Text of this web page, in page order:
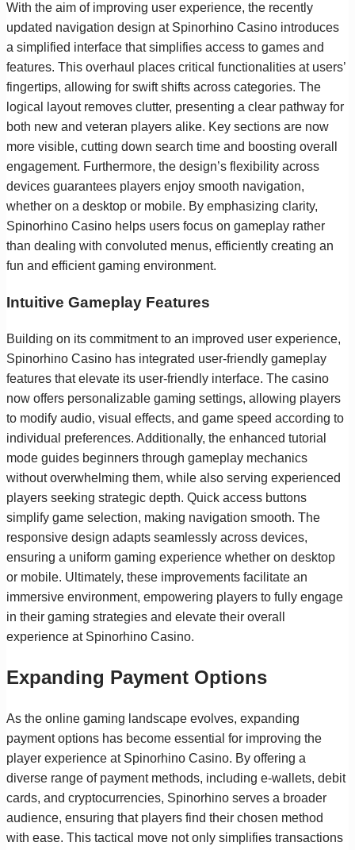
With the aim of improving user experience, the recently
updated navigation design at Spinorhino Casino introduces
a simplified interface that simplifies access to games and
features. This overhaul places critical functionalities at users’
fingertips, allowing for swift shifts across categories. The
logical layout removes clutter, presenting a clear pathway for
both new and veteran players alike. Key sections are now
more visible, cutting down search time and boosting overall
engagement. Furthermore, the design’s flexibility across
devices guarantees players enjoy smooth navigation,
whether on a desktop or mobile. By emphasizing clarity,
Spinorhino Casino helps users focus on gameplay rather
than dealing with convoluted menus, efficiently creating an
fun and efficient gaming environment.
Intuitive Gameplay Features
Building on its commitment to an improved user experience,
Spinorhino Casino has integrated user-friendly gameplay
features that elevate its user-friendly interface. The casino
now offers personalizable gaming settings, allowing players
to modify audio, visual effects, and game speed according to
individual preferences. Additionally, the enhanced tutorial
mode guides beginners through gameplay mechanics
without overwhelming them, while also serving experienced
players seeking strategic depth. Quick access buttons
simplify game selection, making navigation smooth. The
responsive design adapts seamlessly across devices,
ensuring a uniform gaming experience whether on desktop
or mobile. Ultimately, these improvements facilitate an
immersive environment, empowering players to fully engage
in their gaming strategies and elevate their overall
experience at Spinorhino Casino.
Expanding Payment Options
As the online gaming landscape evolves, expanding
payment options has become essential for improving the
player experience at Spinorhino Casino. By offering a
diverse range of payment methods, including e-wallets, debit
cards, and cryptocurrencies, Spinorhino serves a broader
audience, ensuring that players find their chosen method
with ease. This tactical move not only simplifies transactions